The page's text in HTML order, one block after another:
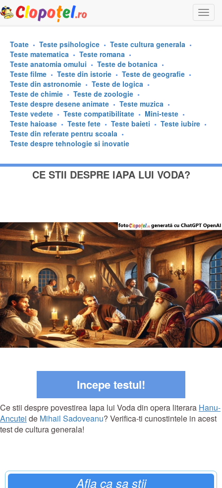
Toate Teste psihologice
Teste cultura generala
Teste matematica
Teste romana
Teste anatomia omului
Teste de botanica
Teste filme
Teste din istorie
Teste de geografie
Teste din astronomie
Teste de logica
Teste de chimie
Teste de zoologie
Teste despre desene animate
Teste muzica
Teste vedete
Teste compatibilitate
Mini-teste
Teste haioase
Teste fete Teste baieti
Teste iubire
Teste din referate pentru scoala
Teste despre tehnologie si inovatie
CE STII DESPRE IAPA LUI VODA?
Incepe testul!
Ce stii despre povestirea Iapa lui Voda din opera literara Hanu-
Ancutei de Mihail Sadoveanu? Verifica-ti cunostintele in acest
test de cultura generala!
Afla ca sa stii